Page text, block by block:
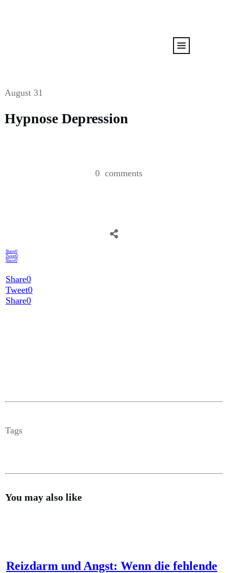
August 31
Hypnose Depression
0 comments
Share0
Tweet0
Share0
Share0
Tweet0
Share0
Tags
You may also like
Reizdarm und Angst: Wenn die fehlende